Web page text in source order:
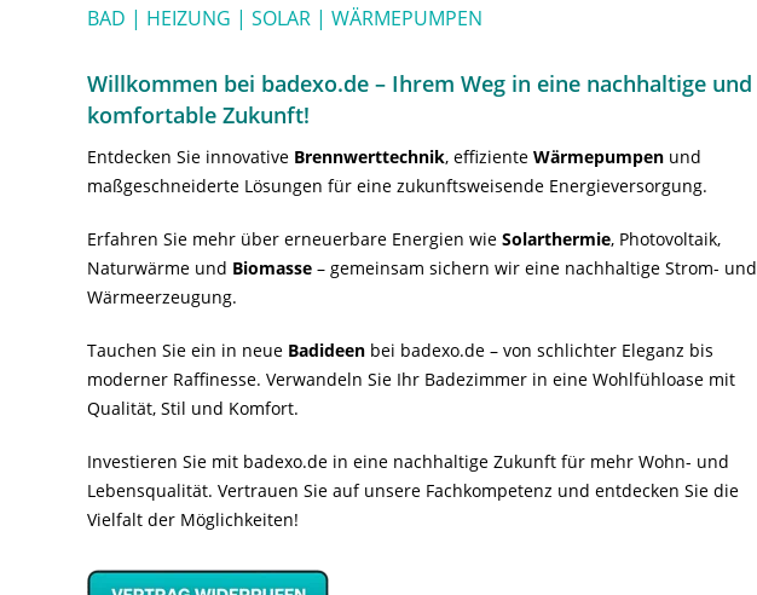
BAD | HEIZUNG | SOLAR | WÄRMEPUMPEN
Willkommen bei badexo.de – Ihrem Weg in eine nachhaltige und
komfortable Zukunft!
Entdecken Sie innovative Brennwerttechnik, effiziente Wärmepumpen und
maßgeschneiderte Lösungen für eine zukunftsweisende Energieversorgung.
Erfahren Sie mehr über erneuerbare Energien wie Solarthermie, Photovoltaik,
Naturwärme und Biomasse – gemeinsam sichern wir eine nachhaltige Strom- und
Wärmeerzeugung.
Tauchen Sie ein in neue Badideen bei badexo.de – von schlichter Eleganz bis
moderner Raffinesse. Verwandeln Sie Ihr Badezimmer in eine Wohlfühloase mit
Qualität, Stil und Komfort.
Investieren Sie mit badexo.de in eine nachhaltige Zukunft für mehr Wohn- und
Lebensqualität. Vertrauen Sie auf unsere Fachkompetenz und entdecken Sie die
Vielfalt der Möglichkeiten!